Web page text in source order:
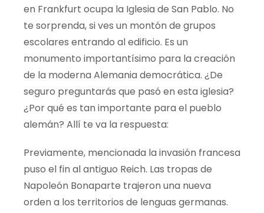
en Frankfurt ocupa la Iglesia de San Pablo. No
te sorprenda, si ves un montón de grupos
escolares entrando al edificio. Es un
monumento importantísimo para la creación
de la moderna Alemania democrática. ¿De
seguro preguntarás que pasó en esta iglesia?
¿Por qué es tan importante para el pueblo
alemán? Allí te va la respuesta:
Previamente, mencionada la invasión francesa
puso el fin al antiguo Reich. Las tropas de
Napoleón Bonaparte trajeron una nueva
orden a los territorios de lenguas germanas.